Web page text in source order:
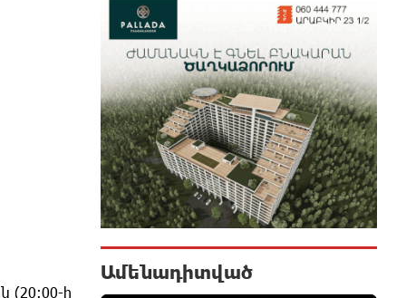
(20:00-ի
9 ժամ առաջ
Հնդկաստանի հյուսիս-արևելքում
տեղի ունեցած ջրհեղեղների
հետևանքով զոհերի թիվը հասել է
97-ի
9 ժամ առաջ
Օգոստոսի 7-ին
ժամանակավորապես
կդադարեցվի մի շարք հասցեների
Ամենադիտված